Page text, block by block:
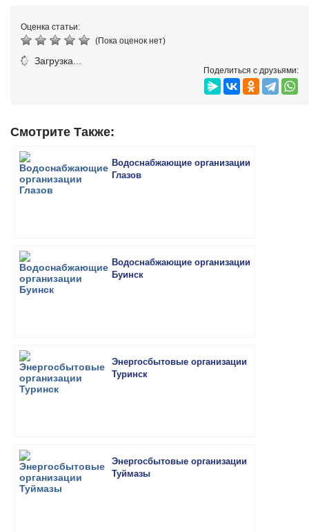
Оценка статьи:
(Пока оценок нет)
Загрузка...
Поделиться с друзьями:
Смотрите Также:
Водоснабжающие организации
Глазов
Водоснабжающие организации
Буинск
Энергосбытовые организации
Туринск
Энергосбытовые организации
Туймазы